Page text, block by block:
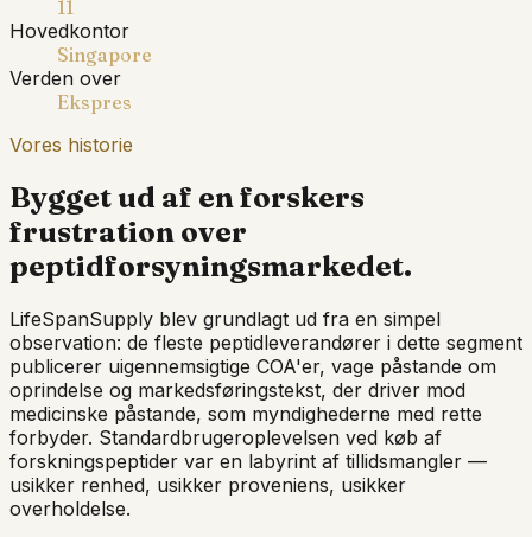
11
Hovedkontor
Singapore
Verden over
Ekspres
Vores historie
Bygget ud af en forskers
frustration over
peptidforsyningsmarkedet.
LifeSpanSupply blev grundlagt ud fra en simpel
observation: de fleste peptidleverandører i dette segment
publicerer uigennemsigtige COA'er, vage påstande om
oprindelse og markedsføringstekst, der driver mod
medicinske påstande, som myndighederne med rette
forbyder. Standardbrugeroplevelsen ved køb af
forskningspeptider var en labyrint af tillidsmangler —
usikker renhed, usikker proveniens, usikker
overholdelse.